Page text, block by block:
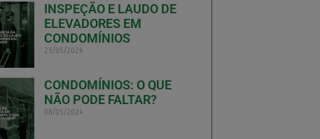
INSPEÇÃO E LAUDO DE
ELEVADORES EM
CONDOMÍNIOS
23/05/2024
CONDOMÍNIOS: O QUE
NÃO PODE FALTAR?
08/05/2024